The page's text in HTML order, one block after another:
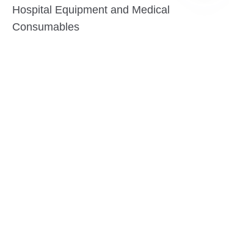
Hospital Equipment and Medical
Consumables
FA